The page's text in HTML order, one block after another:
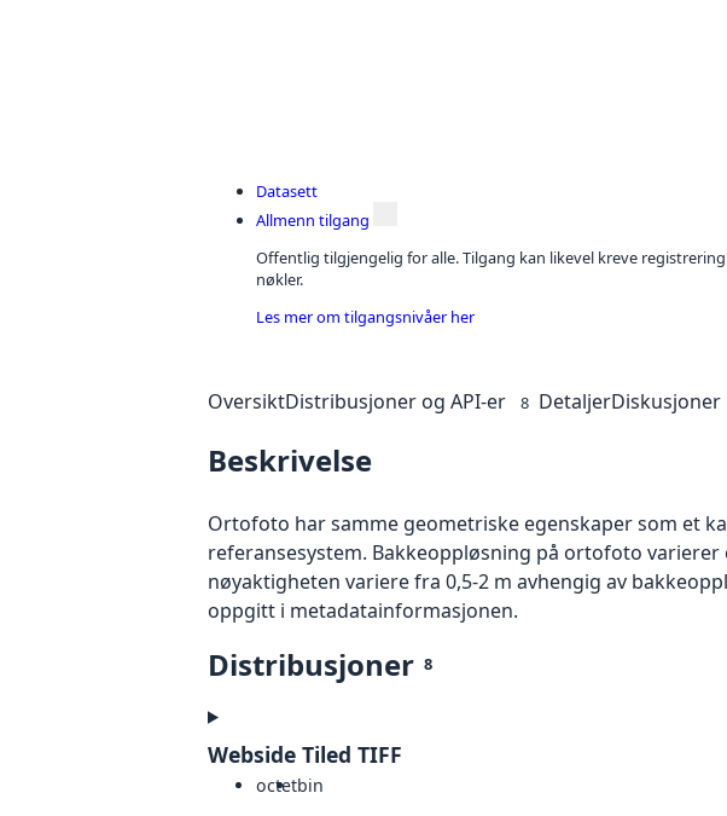
Datasett
Allmenn tilgang
Offentlig tilgjengelig for alle. Tilgang kan likevel kreve
nøkler.
Les mer om tilgangsnivåer her
OversiktDistribusjoner og API-er 8 DetaljerDiskusjoner
Beskrivelse
Ortofoto har samme geometriske egenskaper som et
referansesystem. Bakkeoppløsning på ortofoto
nøyaktigheten variere fra 0,5-2 m avhengig av
oppgitt i metadatainformasjonen.
Distribusjoner 8
Webside Tiled TIFF
octetbin